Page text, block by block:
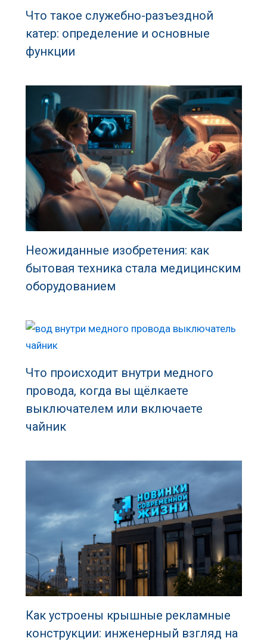
Что такое служебно-разъездной
катер: определение и основные
функции
Неожиданные изобретения: как
бытовая техника стала медицинским
оборудованием
Что происходит внутри медного
провода, когда вы щёлкаете
выключателем или включаете
чайник
Как устроены крышные рекламные
конструкции: инженерный взгляд на